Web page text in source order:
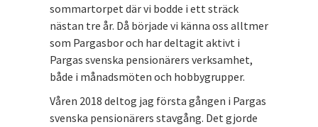
sommartorpet där vi bodde i ett sträck
nästan tre år. Då började vi känna oss alltmer
som Pargasbor och har deltagit aktivt i
Pargas svenska pensionärers verksamhet,
både i månadsmöten och hobbygrupper.
Våren 2018 deltog jag första gången i Pargas
svenska pensionärers stavgång. Det gjorde